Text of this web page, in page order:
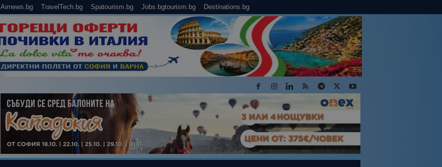
Airnews.bg TravelTech.bg Spatourism.bg Jobs.bgtourism.bg Destinations.bg